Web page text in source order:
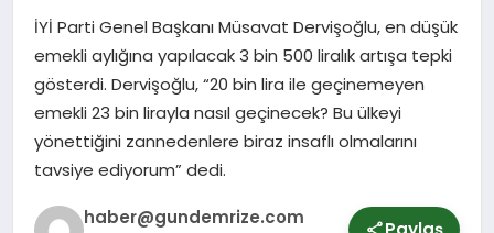
YURT
İYİ Parti Genel Başkanı Müsavat Dervişoğlu, en düşük
emekli aylığına yapılacak 3 bin 500 liralık artışa tepki
gösterdi. Dervişoğlu, “20 bin lira ile geçinemeyen
emekli 23 bin lirayla nasıl geçinecek? Bu ülkeyi
yönettiğini zannedenlere biraz insaflı olmalarını
tavsiye ediyorum” dedi.
haber@gundemrize.com